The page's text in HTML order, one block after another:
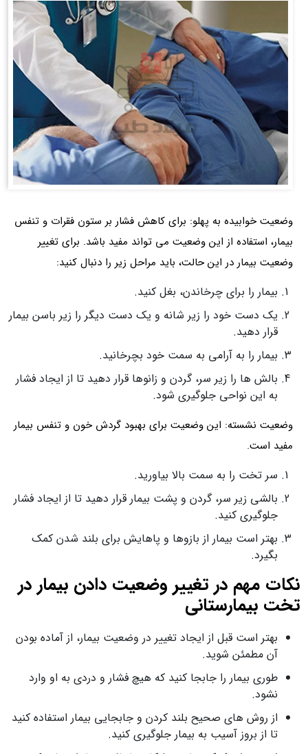
وضعیت خوابیده به پهلو: برای کاهش فشار بر ستون فقرات و تنفس
بیمار، استفاده از این وضعیت می تواند مفید باشد. برای تغییر
وضعیت بیمار در این حالت، باید مراحل زیر را دنبال کنید:
بیمار را برای چرخاندن، بغل کنید.
یک دست خود را زیر شانه و یک دست دیگر را زیر باسن بیمار
قرار دهید.
بیمار را به آرامی به سمت خود بچرخانید.
بالش ها را زیر سر، گردن و زانوها قرار دهید تا از ایجاد فشار
به این نواحی جلوگیری شود.
وضعیت نشسته: این وضعیت برای بهبود گردش خون و تنفس بیمار
مفید است.
سر تخت را به سمت بالا بیاورید.
بالشی زیر سر، گردن و پشت بیمار قرار دهید تا از ایجاد فشار
جلوگیری کنید.
بهتر است بیمار از بازوها و پاهایش برای بلند شدن کمک
بگیرد.
نکات مهم در تغییر وضعیت دادن بیمار در
تخت بیمارستانی
بهتر است قبل از ایجاد تغییر در وضعیت بیمار، از آماده بودن
آن مطمئن شوید.
طوری بیمار را جابجا کنید که هیچ فشار و دردی به او وارد
نشود.
از روش های صحیح بلند کردن و جابجایی بیمار استفاده کنید
تا از بروز آسیب به بیمار جلوگیری کنید.